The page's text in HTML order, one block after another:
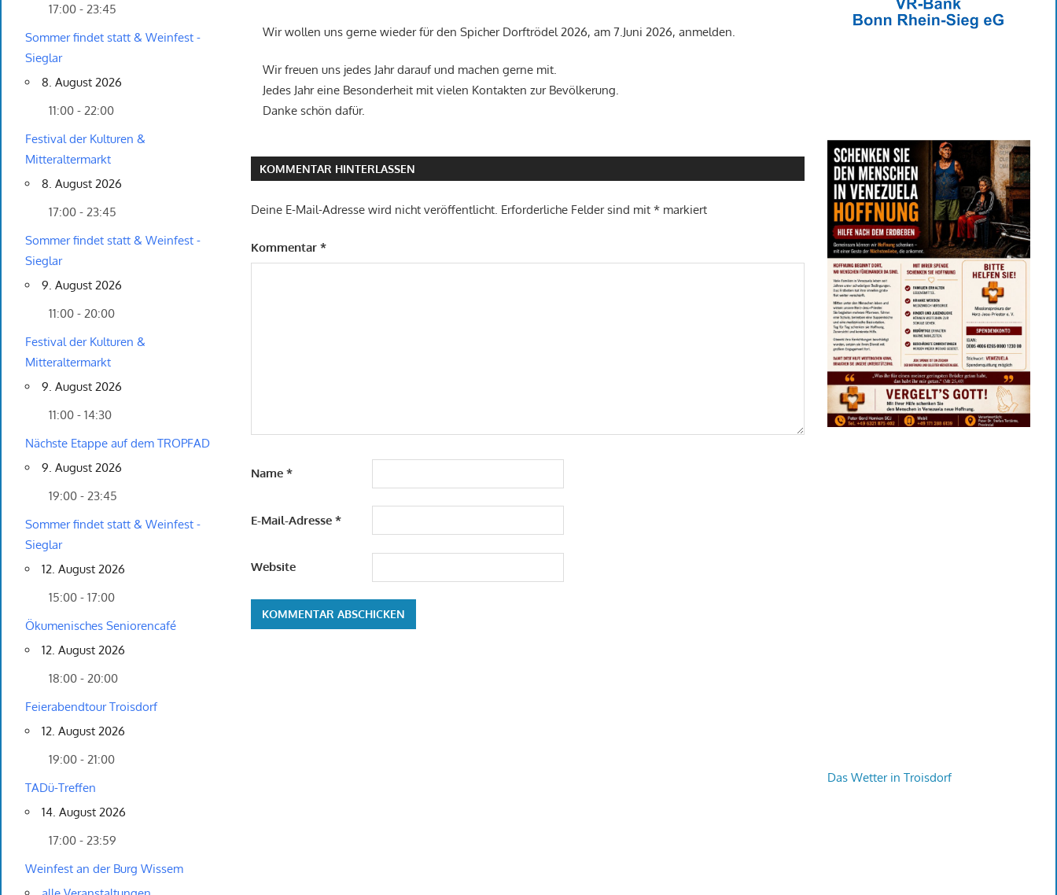
Wir wollen uns gerne wieder für den Spicher Dorftrödel 2026, am 7.Juni 2026, anmelden.
Wir freuen uns jedes Jahr darauf und machen gerne mit.
Jedes Jahr eine Besonderheit mit vielen Kontakten zur Bevölkerung.
Danke schön dafür.
KOMMENTAR HINTERLASSEN
Deine E-Mail-Adresse wird nicht veröffentlicht. Erforderliche Felder sind mit* markiert
Kommentar*
Name*
E-Mail-Adresse*
Website
17:00 - 23:45
Sommer findet statt & Weinfest -
Sieglar
8. August 2026
11:00 - 22:00
Festival der Kulturen &
Mitteraltermarkt
8. August 2026
17:00 - 23:45
Sommer findet statt & Weinfest -
Sieglar
9. August 2026
11:00 - 20:00
Festival der Kulturen &
Mitteraltermarkt
9. August 2026
11:00 - 14:30
Nächste Etappe auf dem TROPFAD
9. August 2026
19:00 - 23:45
Sommer findet statt & Weinfest -
Sieglar
12. August 2026
15:00 - 17:00
Ökumenisches Seniorencafé
12. August 2026
18:00 - 20:00
Feierabendtour Troisdorf
12. August 2026
19:00 - 21:00
TADü-Treffen
14. August 2026
17:00 - 23:59
Weinfest an der Burg Wissem
Das Wetter in Troisdorf